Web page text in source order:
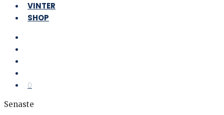
VINTER
SHOP
0
Senaste